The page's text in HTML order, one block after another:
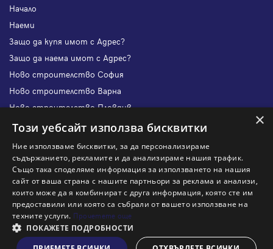
Начало
Наеми
Защо да купя имот с Адрес?
Защо да наема имот с Адрес?
Ново строителство София
Ново строителство Варна
Ново строителство Пловдив
Ново строителство Бургас
Защо да отдам имот с Адрес?
Наши офиси
Кариери
Кои сме ние?
Франчайз
Блог
×
Този уебсайт използва бисквитки
Ние използваме бисквитки, за да персонализираме
съдържанието, рекламите и да анализираме нашия трафик.
Също така споделяме информация за използването на нашия
сайт от ваша страна с нашите партньори за реклама и анализи,
които може да я комбинират с друга информация, която сте им
предоставили или която са събрали от вашето използване на
техните услуги. Прочетете още
ПОКАЖЕТЕ ПОДРОБНОСТИ